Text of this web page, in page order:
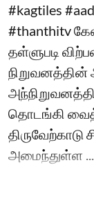
#kagtiles
#thanthitv
தள்ளுபடி
நிறுவனத்தின்
தொடங்கி
அமைந்துள்ள ...